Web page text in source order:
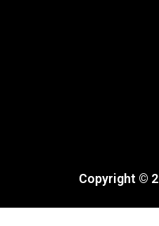
Copyright ©